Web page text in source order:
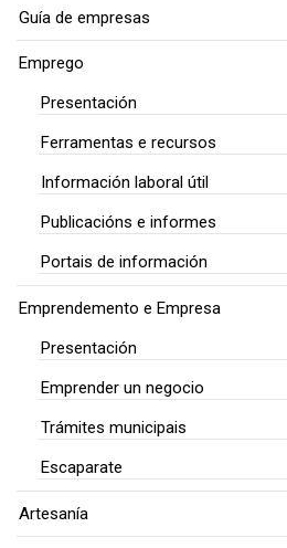
Guía de empresas
Emprego
Presentación
Ferramentas e recursos
Información laboral útil
Publicacións e informes
Portais de información
Emprendemento e Empresa
Presentación
Emprender un negocio
Trámites municipais
Escaparate
Artesanía